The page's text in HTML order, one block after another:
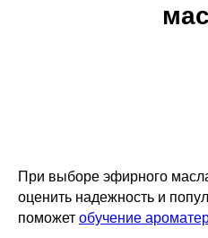
При выборе эфирного
оценить надежность и
поможет обучение